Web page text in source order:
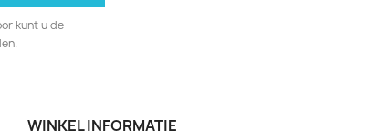
kunt u de
WINKEL INFORMATIE